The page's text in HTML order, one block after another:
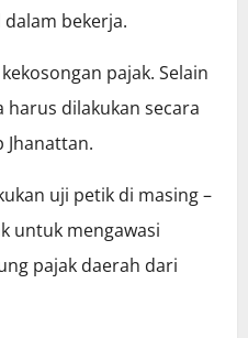
bekerja.
pajak. Selain
dilakukan secara
Jhanattan.
uji petik di masing –
untuk mengawasi
pajak daerah dari